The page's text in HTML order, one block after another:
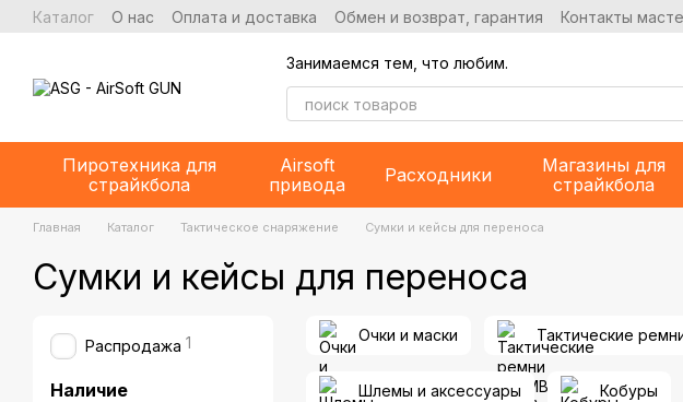
Перейти к основному контенту
Каталог О нас Оплата и доставка Обмен и возврат, гарантия Контакты
Занимаемся тем, что любим.
Пиротехника для
страйкбола
Airsoft
привода
Расходники
Магазины для
страйкбола
Главная Каталог Тактическое снаряжение Сумки и кейсы для переноса
Сумки и кейсы для переноса
Очки и маски Тактические
Шлемы и аксессуары Кобуры
Распродажа 1
Наличие